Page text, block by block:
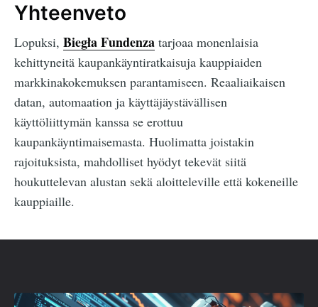
Yhteenveto
Lopuksi, Biegła Fundenza tarjoaa monenlaisia
kehittyneitä kaupankäyntiratkaisuja kauppiaiden
markkinakokemuksen parantamiseen. Reaaliaikaisen
datan, automaation ja käyttäjäystävällisen
käyttöliittymän kanssa se erottuu
kaupankäyntimaisemasta. Huolimatta joistakin
rajoituksista, mahdolliset hyödyt tekevät siitä
houkuttelevan alustan sekä aloitteleville että kokeneille
kauppiaille.